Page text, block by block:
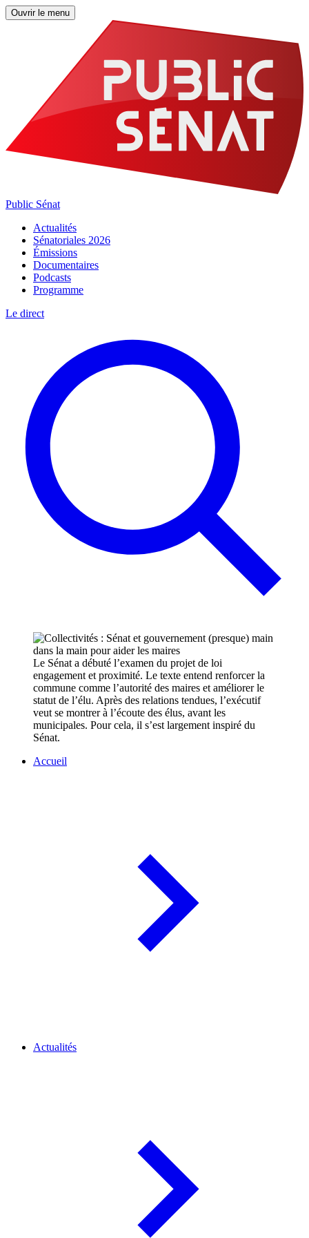
Ouvrir le menu
Public Sénat
Actualités
Sénatoriales 2026
Émissions
Documentaires
Podcasts
Programme
Le direct
Le Sénat a débuté l’examen du projet de loi
engagement et proximité. Le texte entend renforcer la
commune comme l’autorité des maires et améliorer le
statut de l’élu. Après des relations tendues, l’exécutif
veut se montrer à l’écoute des élus, avant les
municipales. Pour cela, il s’est largement inspiré du
Sénat.
Accueil
Actualités